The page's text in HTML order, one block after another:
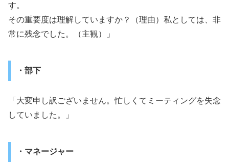
す。
その重要度は理解していますか？（理由）私としては、非
常に残念でした。（主観）」
・部下
「大変申し訳ございません。忙しくてミーティングを失念
していました。」
・マネージャー